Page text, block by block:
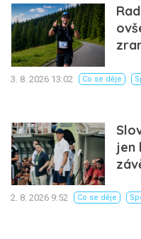
3. 8. 2026 13:02 Co se děje
jen
2. 8. 2026 9:52 Co se děje